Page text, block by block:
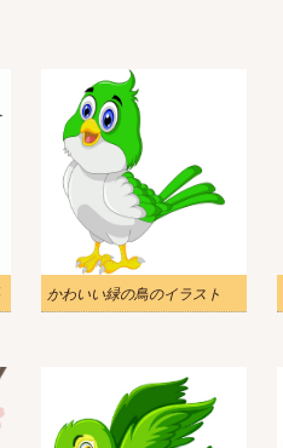
かわいい緑の鳥のイラスト